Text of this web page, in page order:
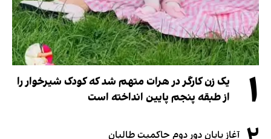
۱
یک زن کارگر در هرات متهم شد که کودک شیرخوار را
از طبقه پنجم پایین انداخته است
آغاز پایان دور دوم حاکمیت طالبان